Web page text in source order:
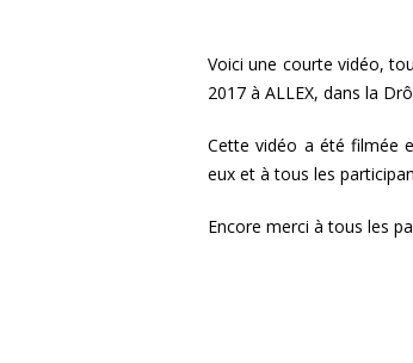
Voici une courte vidéo,
2017 à ALLEX, dans la
Cette vidéo a été filmée
eux et à tous les
Encore merci à tous les